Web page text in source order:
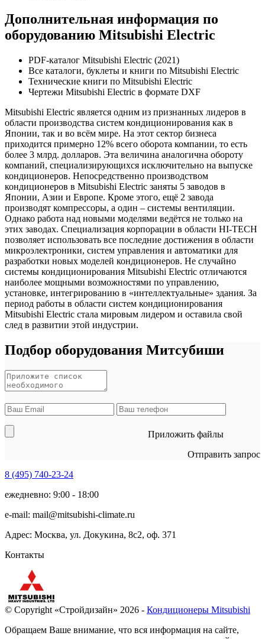
Дополнительная информация по
оборудованию Mitsubishi Electric
PDF-каталог Mitsubishi Electric (2021)
Все каталоги, буклеты и книги по Mitsubishi Electric
Технические книги по Mitsubishi Electric
Чертежи Mitsubishi Electric в формате DXF
Mitsubishi Electric является одним из признанных лидеров в
области производства систем кондиционирования как в
Японии, так и во всём мире. На этот сектор бизнеса
приходится примерно 12% всего оборота компании, то есть
более 3 млрд. долларов. Эта величина аналогична обороту
компаний, специализирующихся исключительно на выпуске
кондиционеров. Непосредственно производством
кондиционеров в Mitsubishi Electric заняты 5 заводов в
Японии, Азии и Европе. Кроме этого, ещё 2 завода
производят компрессоры, а один – системы вентиляции.
Однако работа над новыми моделями ведётся не только на
этих заводах. Специализация корпорации в области HI-TECH
позволяет использовать все последние достижения в области
микроэлектроники, систем управления и автоматики для
разработки новых моделей кондиционеров. Не случайно
системы кондиционирования Mitsubishi Electric отличаются
наиболее мощными возможностями по управлению,
установке, интегрированию в «интеллектуальные» здания. За
период работы в области систем кондиционирования
Mitsubishi Electric стала мировым лидером и оставила свой
след в развитии этой индустрии.
Подбор оборудования Митсубиши
Приложить файлы
Отправить запрос
8 (495) 740-23-24
ежедневно: 9:00 - 18:00
e-mail: mail@mitsubishi-climate.ru
Адрес: Москва, ул. Докукина, 8с2, оф. 371
Контакты
© Copyright «Стройдизайн» 2026 - Кондиционеры Mitsubishi
Обращаем Ваше внимание, что вся информация на сайте,